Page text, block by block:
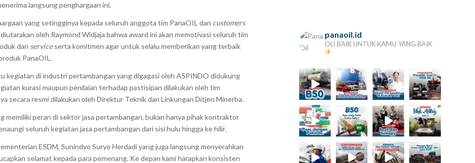
langsung penghargaan ini.
yang setingginya kepada seluruh anggota tim PanaOIL dan customers
oleh Raymond Widjaja bahwa award ini akan memotivasi seluruh tim
dan serviceserta komitmen agar untuk selalu memberikan yang terbaik
PanaOIL.
kegiatan di industri pertambangan yang digagasi oleh ASPINDO didukung
kurasi maupun penilaian terhadap pastisipan dilakukan oleh tim
secara resmi dilakukan oleh Direktur Teknik dan Linkungan Ditjen Minerba.
peran di sektor jasa pertambangan, bukan hanya pihak kontraktor
seluruh kegiatan jasa pertambangan dari sisi hulu hingga ke hilir.
ESDM, Sunindyo Suryo Herdadi yang juga langsung menyerahkan
selamat kepada para pemenang. Ke depan kami harapkan konsisten
panaoil.id
OLI BAIK UNTUK KAMU YANG BAIK